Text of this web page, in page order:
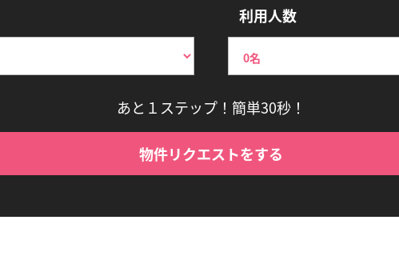
利用人数
あと１ステップ！簡単30秒！
物件リクエストをする